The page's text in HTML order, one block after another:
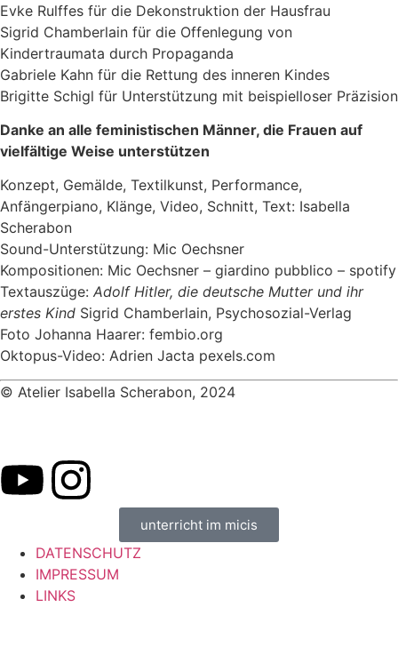
Evke Rulffes für die Dekonstruktion der Hausfrau
Sigrid Chamberlain für die Offenlegung von
Kindertraumata durch Propaganda
Gabriele Kahn für die Rettung des inneren Kindes
Brigitte Schigl für Unterstützung mit beispielloser Präzision
Danke an alle feministischen Männer, die Frauen auf
vielfältige Weise unterstützen
Konzept, Gemälde, Textilkunst, Performance,
Anfängerpiano, Klänge, Video, Schnitt, Text: Isabella
Scherabon
Sound-Unterstützung: Mic Oechsner
Kompositionen: Mic Oechsner – giardino pubblico – spotify
Textauszüge: Adolf Hitler, die deutsche Mutter und ihr
erstes Kind Sigrid Chamberlain, Psychosozial-Verlag
Foto Johanna Haarer: fembio.org
Oktopus-Video: Adrien Jacta pexels.com
© Atelier Isabella Scherabon, 2024
unterricht im micis
DATENSCHUTZ
IMPRESSUM
LINKS